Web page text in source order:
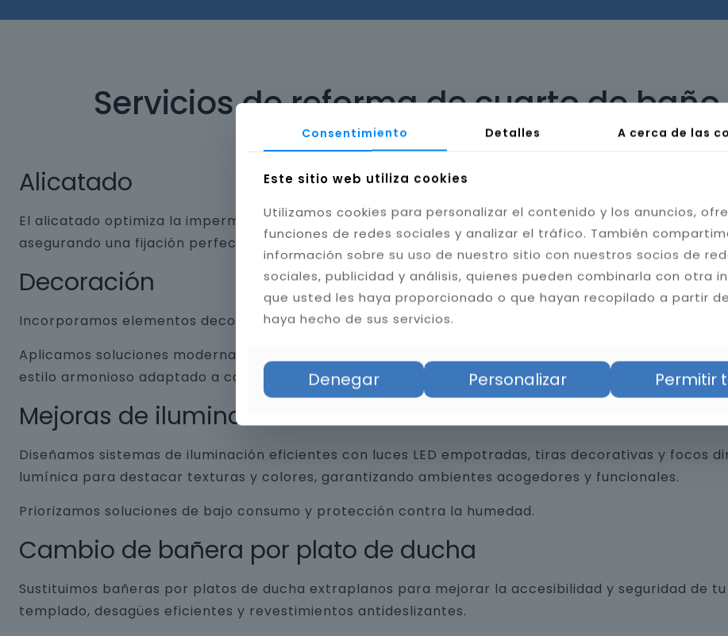
Servicios de reforma de cuarto de baño
Alicatado
El alicatado optimiza la impermeabilidad y durabilidad del baño. Instalamos cerámica, porcelánico
asegurando una fijación perfecta. Aplicamos juntas resistentes a la humedad y hongos, mejorando
Decoración
Incorporamos elementos decorativos que combinan funcionalidad y diseño, desde revestimientos
Aplicamos soluciones modernas como nichos empotrados, espejos retroiluminados y grifería
estilo armonioso adaptado a cada baño.
Mejoras de iluminación
Diseñamos sistemas de iluminación eficientes con luces LED empotradas, tiras decorativas y focos
lumínica para destacar texturas y colores, garantizando ambientes acogedores y funcionales.
Priorizamos soluciones de bajo consumo y protección contra la humedad.
Cambio de bañera por plato de ducha
Sustituimos bañeras por platos de ducha extraplanos para mejorar la accesibilidad y seguridad de
templado, desagües eficientes y revestimientos antideslizantes.
Consentimiento Detalles A cerca de las
Este sitio web utiliza cookies
Utilizamos cookies para personalizar el contenido y los anuncios,
funciones de redes sociales y analizar el tráfico. También
información sobre su uso de nuestro sitio con nuestros socios de
sociales, publicidad y análisis, quienes pueden combinarla con otra
que usted les haya proporcionado o que hayan recopilado a partir
haya hecho de sus servicios.
Denegar Personalizar Permitir